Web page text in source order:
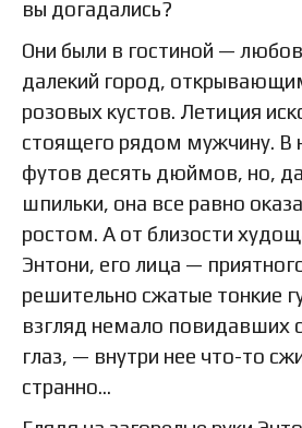
вы догадались?
Они были в гостиной —
далекий город,
розовых кустов. Летиция
стоящего рядом мужчину. В
футов десять дюймов, но,
шпильки, она все равно
ростом. А от близости
Энтони, его лица —
решительно сжатые тонкие
взгляд немало повидавших
глаз, — внутри нее что-то
странно…